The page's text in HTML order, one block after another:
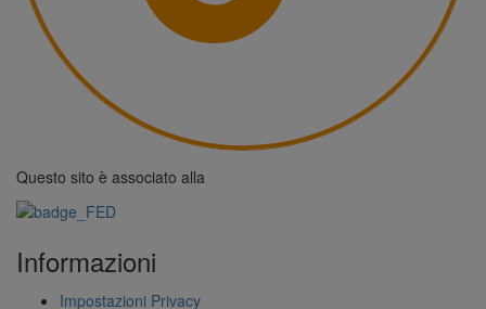
Questo sito è associato alla
Informazioni
Impostazioni Privacy